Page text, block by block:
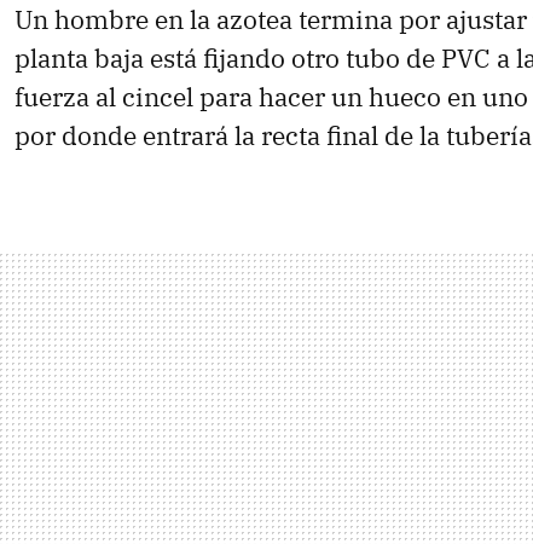
Un hombre en la azotea termina por
planta baja está fijando otro tubo de PVC a
fuerza al cincel para hacer un hueco en
por donde entrará la recta final de la